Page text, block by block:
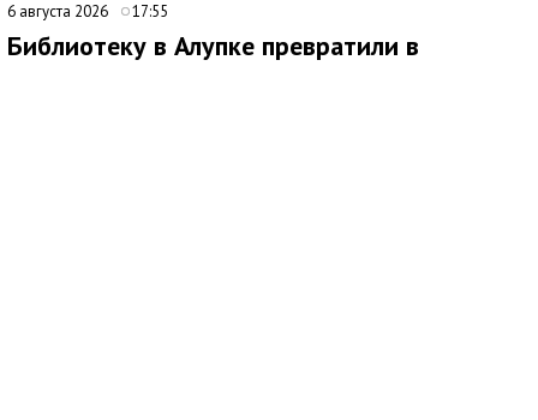
6 августа 2026 17:55
Библиотеку в Алупке превратили в